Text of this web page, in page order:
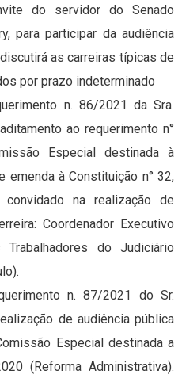
do servidor do Senado
para participar da audiência
as carreiras típicas de
por prazo indeterminado
n. 86/2021 da Sra.
ao requerimento n°
Especial destinada à
à Constituição n° 32,
na realização de
Coordenador Executivo
do Judiciário
n. 87/2021 do Sr.
de audiência pública
Especial destinada a
(Reforma Administrativa).